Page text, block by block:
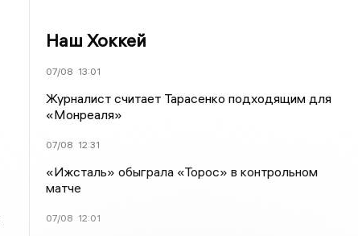
Наш Хоккей
07/08 13:01
Журналист считает Тарасенко подходящим для
«Монреаля»
07/08 12:31
«Ижсталь» обыграла «Торос» в контрольном
матче
07/08 12:01